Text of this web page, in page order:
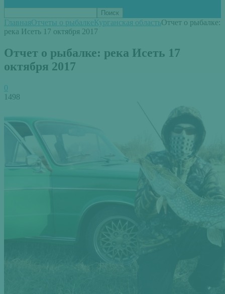
ГлавнаяОтчеты о рыбалкеКурганская областьОтчет о рыбалке:
река Исеть 17 октября 2017
Отчет о рыбалке: река Исеть 17
октября 2017
0
1498